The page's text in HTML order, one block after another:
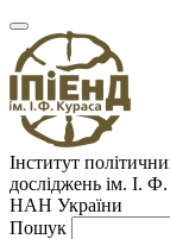
Інститут
досліджень ім. І. Ф.
НАН України
Пошук